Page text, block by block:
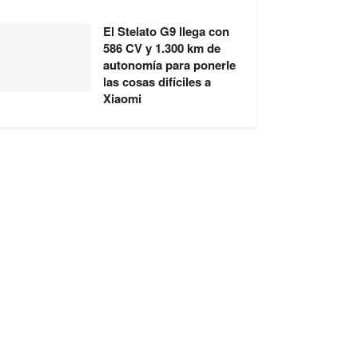
El Stelato G9 llega con
586 CV y 1.300 km de
autonomía para ponerle
las cosas difíciles a
Xiaomi